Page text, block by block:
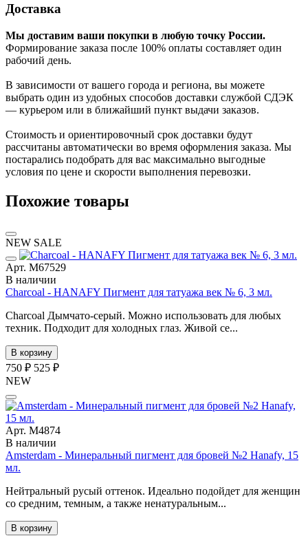
Доставка
Мы доставим ваши покупки в любую точку России.
Формирование заказа после 100% оплаты составляет один
рабочий день.
В зависимости от вашего города и региона, вы можете
выбрать один из удобных способов доставки службой СДЭК
— курьером или в ближайший пункт выдачи заказов.
Стоимость и ориентировочный срок доставки будут
рассчитаны автоматически во время оформления заказа. Мы
постарались подобрать для вас максимально выгодные
условия по цене и скорости выполнения перевозки.
Похожие товары
NEW SALE
Арт. М67529
В наличии
Charcoal - HANAFY Пигмент для татуажа век № 6, 3 мл.
Charcoal Дымчато-серый. Можно использовать для любых
техник. Подходит для холодных глаз. Живой се...
В корзину
750 ₽ 525 ₽
NEW
Арт. М4874
В наличии
Amsterdam - Минеральный пигмент для бровей №2 Hanafy, 15
мл.
Нейтральный русый оттенок. Идеально подойдет для женщин
со средним, темным, а также ненатуральным...
В корзину